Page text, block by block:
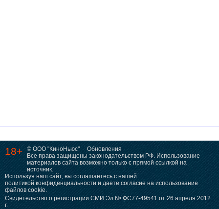
18+ © ООО "КиноНьюс"
Обновления
Все права защищены законодательством РФ. Использование
материалов сайта возможно только с прямой ссылкой на
источник.
Используя наш сайт, вы соглашаетесь с нашей
политикой конфиденциальности и даете согласие на использование
файлов cookie.
Свидетельство о регистрации СМИ Эл № ФС77-49541 от 26 апреля 2012
г.